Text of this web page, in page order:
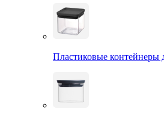
Пластиковые контейнеры